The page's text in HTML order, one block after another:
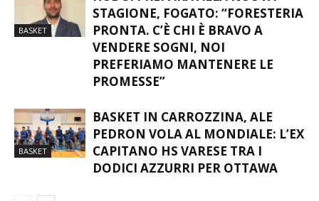
HUB SI PREPARA ALLA NUOVA
STAGIONE, FOGATO: “FORESTERIA
PRONTA. C’È CHI È BRAVO A
VENDERE SOGNI, NOI
PREFERIAMO MANTENERE LE
BASKET IN CARROZZINA, ALE
PEDRON VOLA AL MONDIALE: L’EX
CAPITANO HS VARESE TRA I